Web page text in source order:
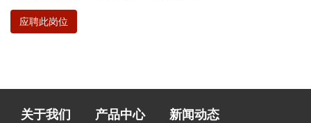
应聘此岗位
关于我们 产品中心 新闻动态